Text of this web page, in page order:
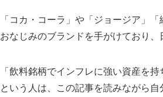
「コカ・コーラ」や「ジョージア」
おなじみのブランドを手がけており
「飲料銘柄でインフレに強い資産を
という人は、この記事を読みながら